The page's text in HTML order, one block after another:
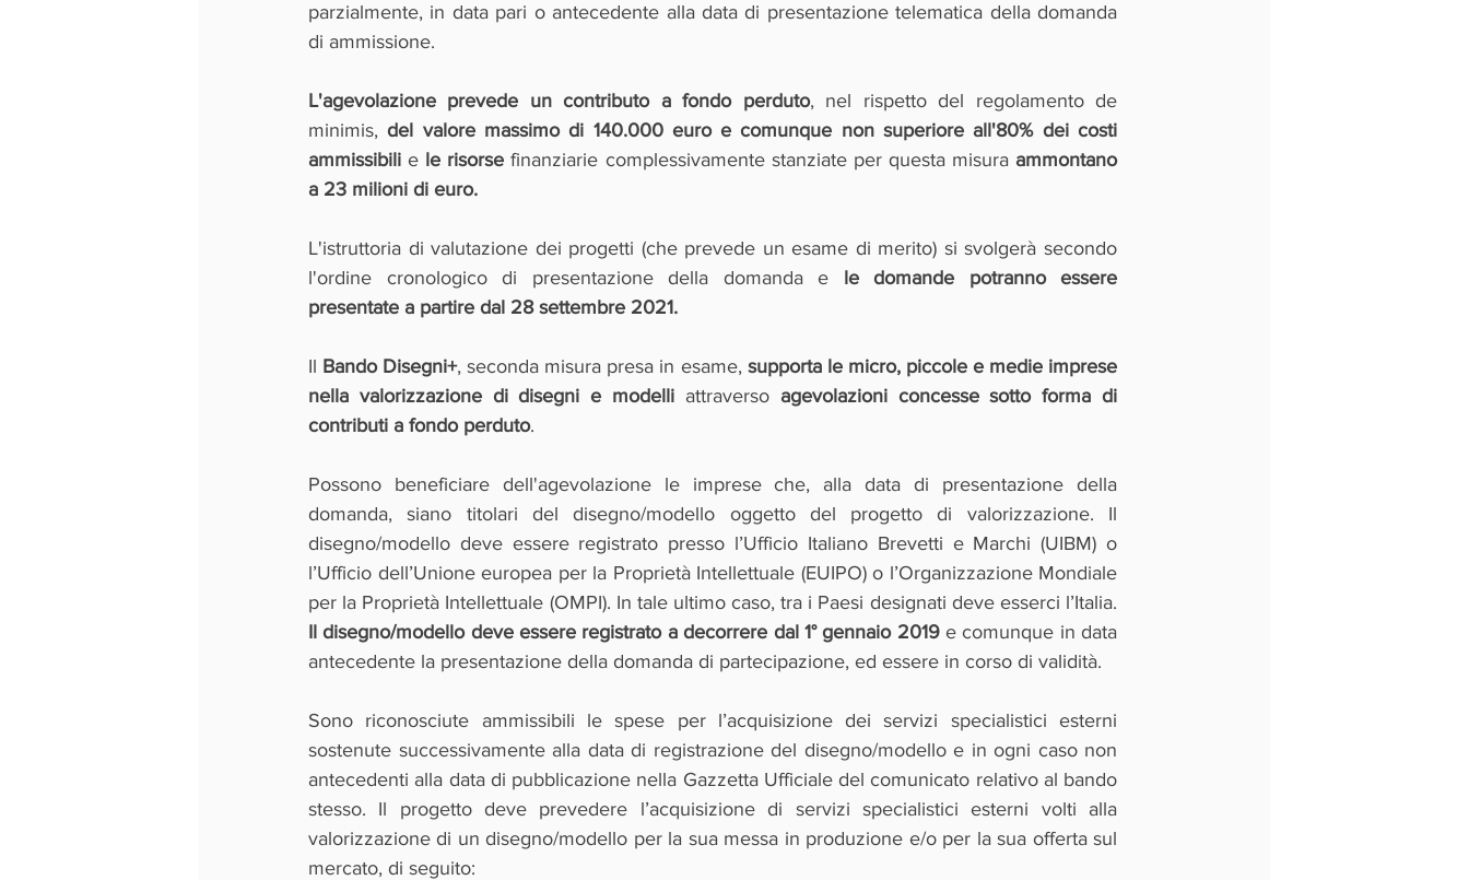
parzialmente, in data pari o antecedente alla data di presentazione telematica della domanda
di ammissione.
L'agevolazione prevede un contributo a fondo perduto, nel rispetto del regolamento de
minimis, del valore massimo di 140.000 euro e comunque non superiore all'80% dei costi
ammissibili e le risorse finanziarie complessivamente stanziate per questa misura ammontano
a 23 milioni di euro.
L'istruttoria di valutazione dei progetti (che prevede un esame di merito) si svolgerà secondo
l'ordine cronologico di presentazione della domanda e le domande potranno essere
presentate a partire dal 28 settembre 2021.
Il Bando Disegni+, seconda misura presa in esame, supporta le micro, piccole e medie imprese
nella valorizzazione di disegni e modelli attraverso agevolazioni concesse sotto forma di
contributi a fondo perduto.
Possono beneficiare dell'agevolazione le imprese che, alla data di presentazione della
domanda, siano titolari del disegno/modello oggetto del progetto di valorizzazione. Il
disegno/modello deve essere registrato presso l’Ufficio Italiano Brevetti e Marchi (UIBM) o
l’Ufficio dell’Unione europea per la Proprietà Intellettuale (EUIPO) o l’Organizzazione Mondiale
Il disegno/modello deve essere registrato a decorrere dal 1° gennaio 2019 e comunque in data
antecedente la presentazione della domanda di partecipazione, ed essere in corso di validità.
Sono riconosciute ammissibili le spese per l’acquisizione dei servizi specialistici esterni
sostenute successivamente alla data di registrazione del disegno/modello e in ogni caso non
antecedenti alla data di pubblicazione nella Gazzetta Ufficiale del comunicato relativo al bando
stesso. Il progetto deve prevedere l’acquisizione di servizi specialistici esterni volti alla
valorizzazione di un disegno/modello per la sua messa in produzione e/o per la sua offerta sul
mercato, di seguito: